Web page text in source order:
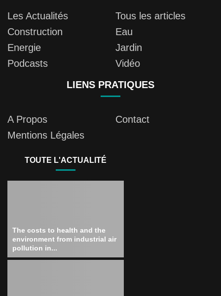
Les Actualités
Tous les articles
Construction
Eau
Energie
Jardin
Podcasts
Vidéo
LIENS PRATIQUES
A Propos
Contact
Mentions Légales
TOUTE L'ACTUALITÉ
The costs to health and the
environment from industrial air
pollution in...